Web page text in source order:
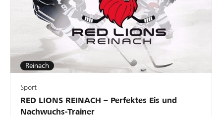
Reinach
Sport
RED LIONS REINACH – Perfektes Eis und
Nachwuchs-Trainer